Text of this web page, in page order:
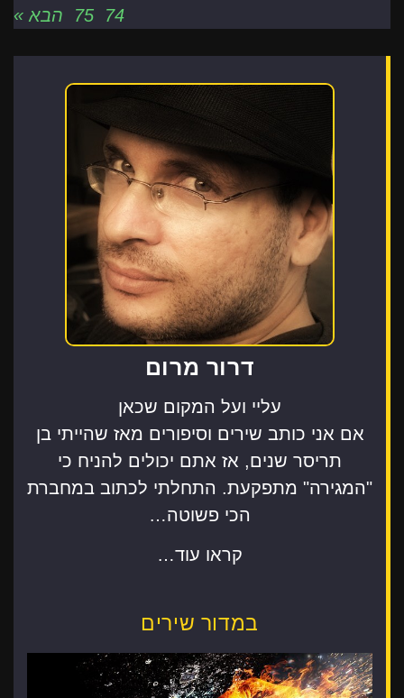
דרור מרום
עליי ועל המקום שכאן
אם אני כותב שירים וסיפורים מאז שהייתי בן
תריסר שנים, אז אתם יכולים להניח כי
"המגירה" מתפקעת. התחלתי לכתוב במחברת
הכי פשוטה…
קראו עוד…
במדור שירים
74
75 הבא »